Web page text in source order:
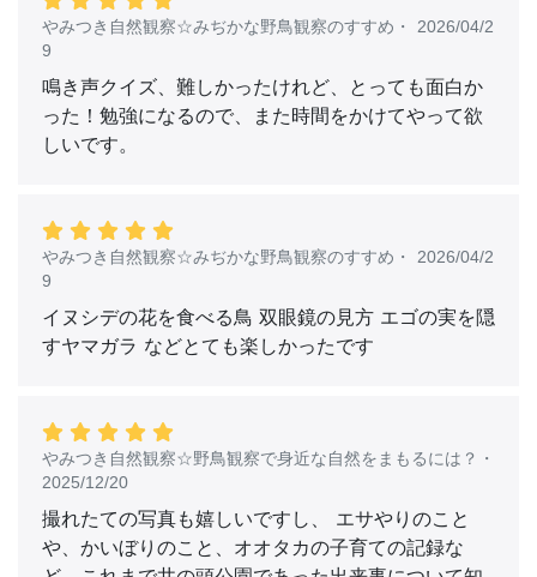
やみつき自然観察☆みぢかな野鳥観察のすすめ ・ 2026/04/2
9
鳴き声クイズ、難しかったけれど、とっても面白か
った！勉強になるので、また時間をかけてやって欲
しいです。
やみつき自然観察☆みぢかな野鳥観察のすすめ ・ 2026/04/2
9
イヌシデの花を食べる鳥 双眼鏡の見方 エゴの実を隠
すヤマガラ などとても楽しかったです
やみつき自然観察☆野鳥観察で身近な自然をまもるには？ ・
2025/12/20
撮れたての写真も嬉しいですし、 エサやりのこと
や、かいぼりのこと、オオタカの子育ての記録な